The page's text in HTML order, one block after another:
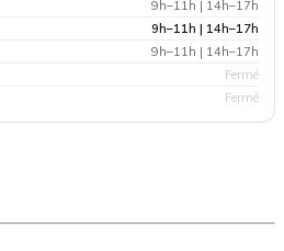
9h–11h | 14h–17h
9h–11h | 14h–17h
9h–11h | 14h–17h
Fermé
Fermé